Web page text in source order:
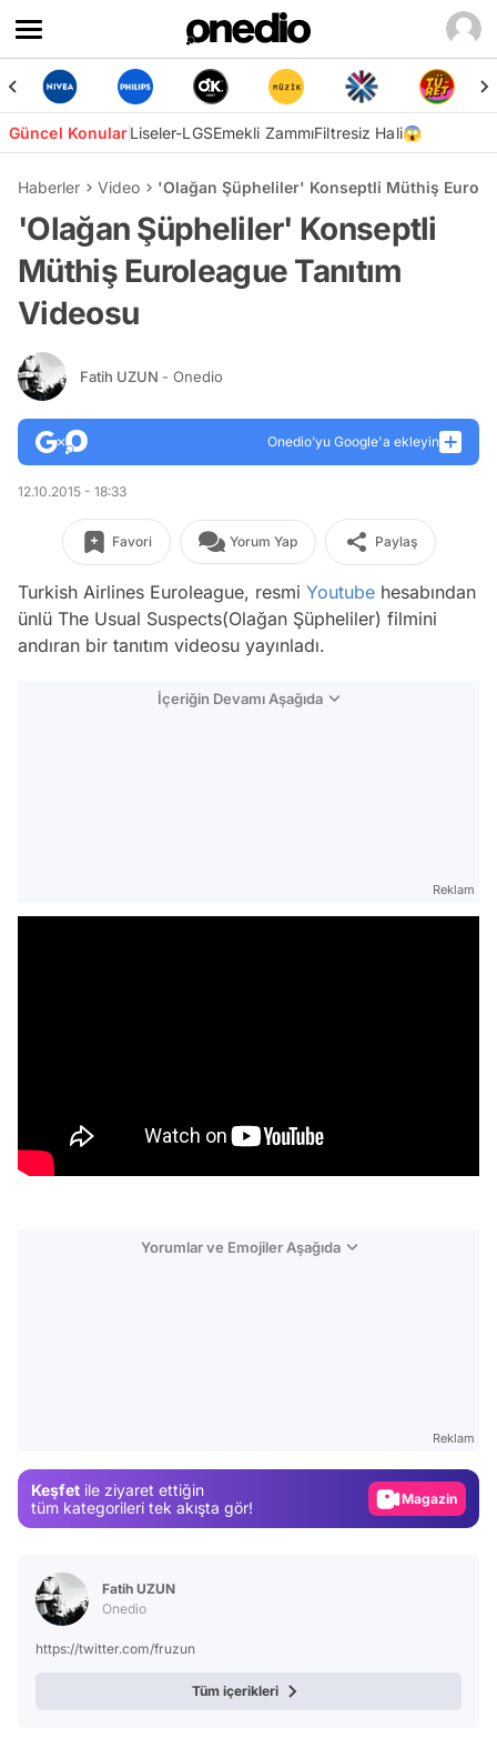
Güncel KonularLiseler-LGSEmekli ZammıFiltresiz Hali😱
Haberler Video 'Olağan Şüpheliler' Konseptli Müthiş
'Olağan Şüpheliler' Konseptli
Müthiş Euroleague Tanıtım
Videosu
Fatih UZUN - Onedio
Onedio’yu Google'a ekleyin
12.10.2015 - 18:33
Favori Yorum Yap Paylaş
Turkish Airlines Euroleague, resmi Youtube hesabından
ünlü The Usual Suspects(Olağan Şüpheliler) filmini
andıran bir tanıtım videosu yayınladı.
İçeriğin Devamı Aşağıda
Reklam
Yorumlar ve Emojiler Aşağıda
Reklam
Keşfet ile ziyaret ettiğin
tüm kategorileri tek akışta gör!
Magazin
Fatih UZUN
Onedio
https://twitter.com/fruzun
Tüm içerikleri